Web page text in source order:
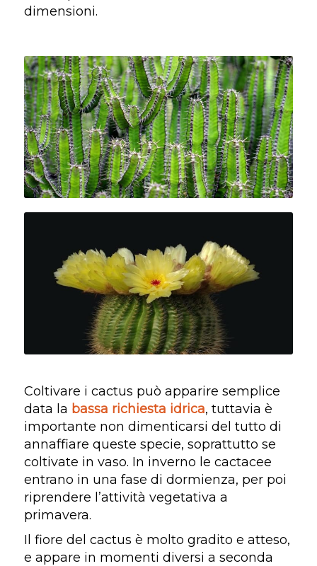
dimensioni.
Coltivare i cactus può apparire semplice
data la bassa richiesta idrica, tuttavia è
importante non dimenticarsi del tutto di
annaffiare queste specie, soprattutto se
coltivate in vaso. In inverno le cactacee
entrano in una fase di dormienza, per poi
riprendere l’attività vegetativa a
primavera.
Il fiore del cactus è molto gradito e atteso,
e appare in momenti diversi a seconda